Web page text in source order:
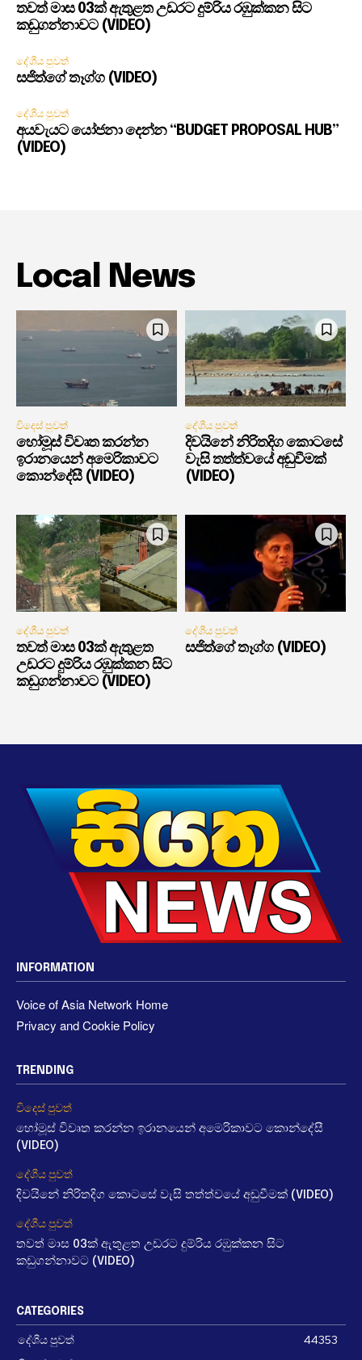
තවත් මාස 03ක් ඇතුළත උඩරට දුම්රිය රඹුක්කන සිට
කඩුගන්නාවට (VIDEO)
දේශීය පුවත්
සජිත්ගේ තෑග්ග (VIDEO)
දේශීය පුවත්
අයවැයට යෝජනා දෙන්න “BUDGET PROPOSAL HUB”
(VIDEO)
Local News
විදෙස් පුවත්
හෝමූස් විවෘත කරන්න
ඉරානයෙන් අමෙරිකාවට
කොන්දේසී (VIDEO)
දේශීය පුවත්
දිවයිනේ නිරිතදිග කොටසේ
වැසි තත්ත්වයේ අඩුවීමක්
(VIDEO)
දේශීය පුවත්
තවත් මාස 03ක් ඇතුළත
උඩරට දුම්රිය රඹුක්කන සිට
කඩුගන්නාවට (VIDEO)
දේශීය පුවත්
සජිත්ගේ තෑග්ග (VIDEO)
INFORMATION
Voice of Asia Network Home
Privacy and Cookie Policy
TRENDING
විදෙස් පුවත්
හෝමූස් විවෘත කරන්න ඉරානයෙන් අමෙරිකාවට කොන්දේසී
(VIDEO)
දේශීය පුවත්
දිවයිනේ නිරිතදිග කොටසේ වැසි තත්ත්වයේ අඩුවීමක් (VIDEO)
දේශීය පුවත්
තවත් මාස 03ක් ඇතුළත උඩරට දුම්රිය රඹුක්කන සිට
කඩුගන්නාවට (VIDEO)
CATEGORIES
දේශීය පුවත්
44353